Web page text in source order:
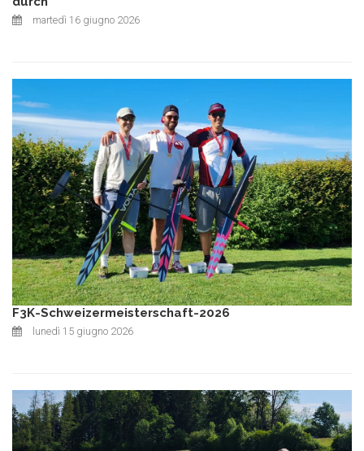
martedì 16 giugno 2026
F3K-Schweizermeisterschaft-2026
lunedì 15 giugno 2026